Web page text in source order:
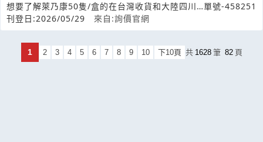
想要了解萊乃康50隻/盒的在台灣收貨和大陸四川
收貨的售價是多少呢？大概幾天到貨？
刊登日:2026/05/29 來自:詢價官網
單號-458251
1 2 3 4 5 6 7 8 9 10 下10頁 共 1628 筆 82 頁